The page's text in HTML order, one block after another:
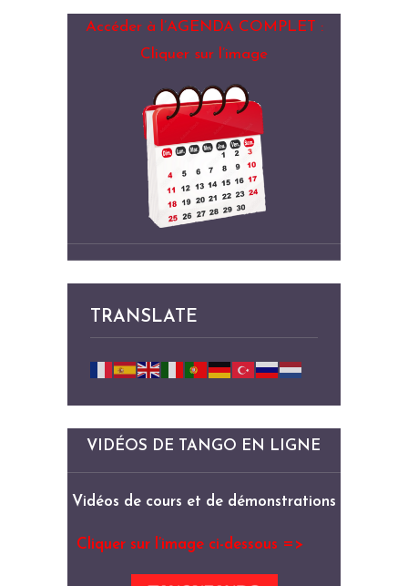
Accéder à l’AGENDA COMPLET :
Cliquer sur l’image
TRANSLATE
VIDÉOS DE TANGO EN LIGNE
Vidéos de cours et de démonstrations
Cliquer sur l’image ci-dessous =>